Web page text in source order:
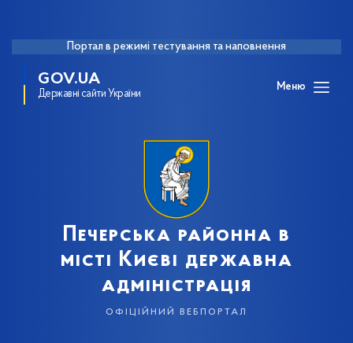
Портал в режимі тестування та наповнення
GOV.UA
Державні сайти України
Меню
Печерська районна в
місті Києві державна
адміністрація
офіційний вебпортал